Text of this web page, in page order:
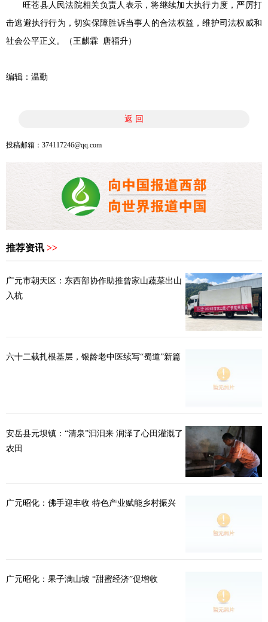
旺苍县人民法院相关负责人表示，将继续加大执行力度，严厉打
击逃避执行行为，切实保障胜诉当事人的合法权益，维护司法权威和
社会公平正义。（王麒霖 唐福升）
编辑：温勤
返 回
投稿邮箱：374117246@qq.com
推荐资讯 >>
广元市朝天区：东西部协作助推曾家山蔬菜出山
入杭
六十二载扎根基层，银龄老中医续写“蜀道”新篇
安岳县元坝镇：“清泉”汩汩来 润泽了心田灌溉了
农田
广元昭化：佛手迎丰收 特色产业赋能乡村振兴
广元昭化：果子满山坡 “甜蜜经济”促增收